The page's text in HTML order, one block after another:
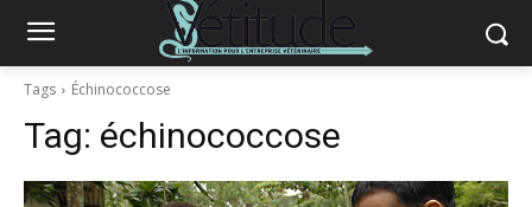
Tags Échinococcose
Tag: échinococcose